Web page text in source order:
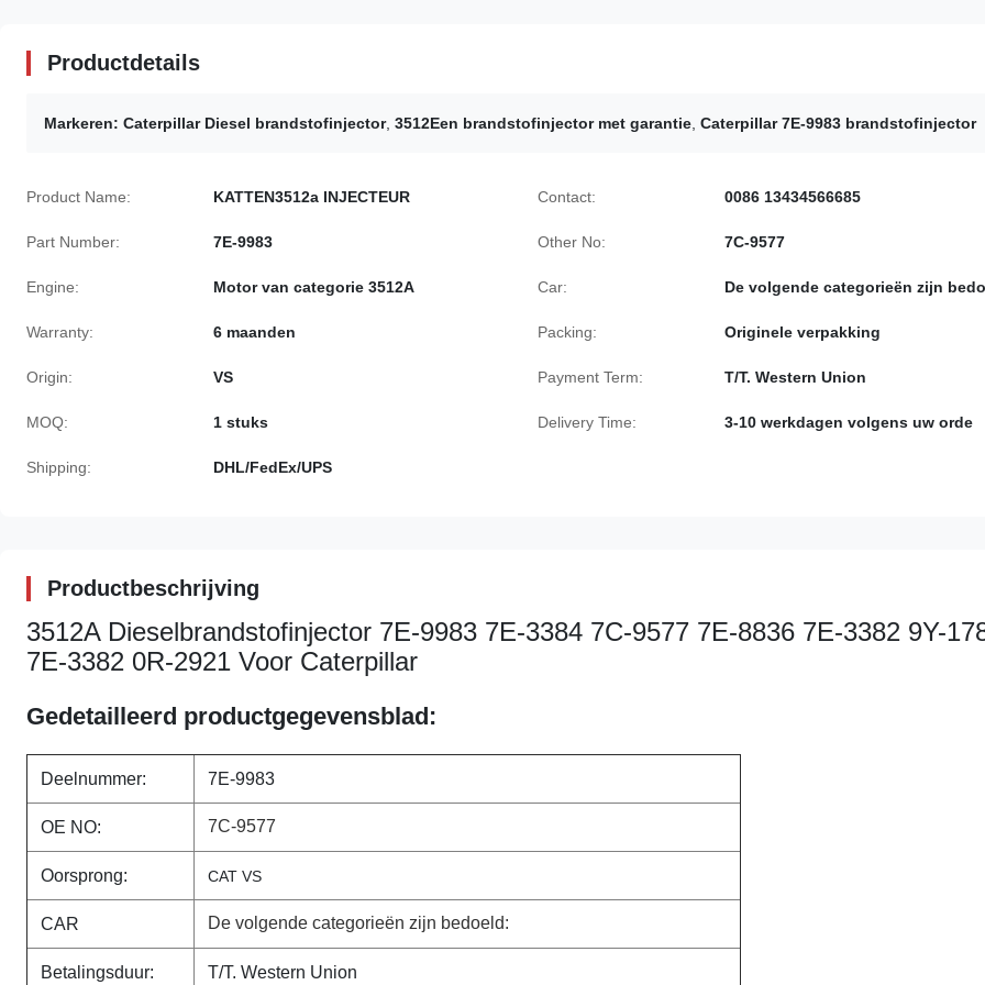
Productdetails
Markeren: Caterpillar Diesel brandstofinjector, 3512Een brandstofinjector met garantie Caterpillar 7E-9983 brandstofinjector
Product Name: KATTEN3512a INJECTEUR Contact: 0086 13434566685
Part Number: 7E-9983 Other No: 7C-9577
Engine: Motor van categorie 3512A Car: De volgende categorieën zijn
Warranty: 6 maanden Packing: Originele verpakking
Origin: VS Payment Term: T/T. Western Union
MOQ: 1 stuks Delivery Time: 3-10 werkdagen volgens uw orde
Shipping: DHL/FedEx/UPS
Productbeschrijving
3512A Dieselbrandstofinjector 7E-9983 7E-3384 7C-9577 7E-8836 7E-3382 9Y-
7E-3382 0R-2921 Voor Caterpillar
Gedetailleerd productgegevensblad:
Deelnummer: 7E-9983
OE NO: 7C-9577
Oorsprong: CAT VS
CAR De volgende categorieën zijn bedoeld:
Betalingsduur: T/T. Western Union